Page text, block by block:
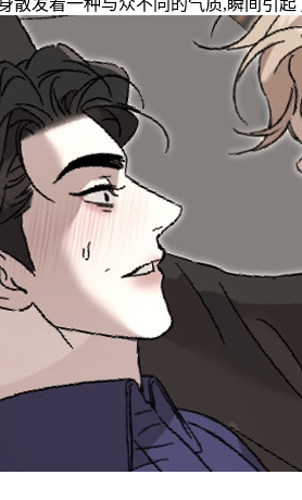
散发着一种与众不同的气质,瞬间引